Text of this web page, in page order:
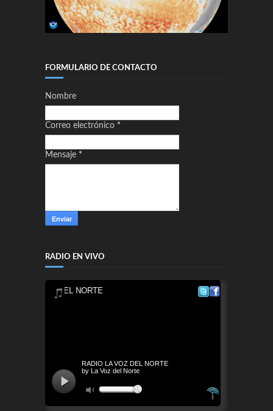
FORMULARIO DE CONTACTO
Nombre
Correo electrónico *
Mensaje *
RADIO EN VIVO